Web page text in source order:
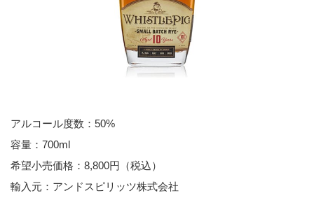
アルコール度数：50%
容量：700ml
希望小売価格：8,800円（税込）
輸入元：アンドスピリッツ株式会社